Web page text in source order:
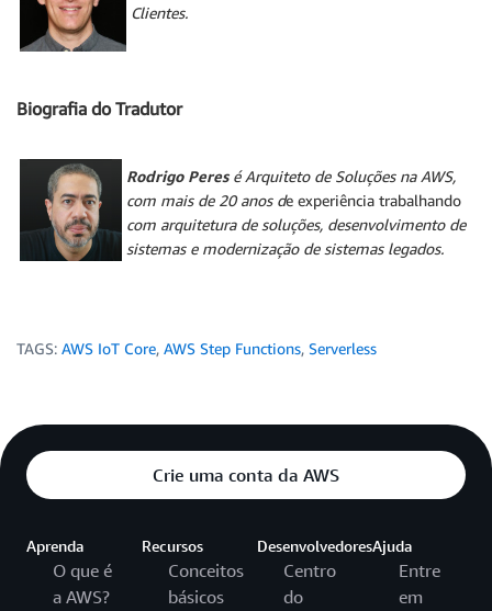
Clientes.
Biografia do Tradutor
Rodrigo Peresé Arquiteto de Soluções na AWS,
com mais de 20 anos de experiência trabalhando
com arquitetura de soluções, desenvolvimento de
sistemas e modernização de sistemas legados.
TAGS: AWS IoT Core, AWS Step Functions, Serverless
Crie uma conta da AWS
Aprenda
O que é
a AWS?
Recursos
Conceitos
básicos
Desenvolvedores
Centro
do
Ajuda
Entre
em